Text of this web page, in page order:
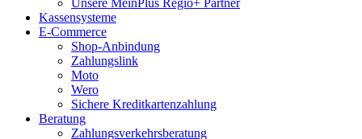
Unsere MeinPlus Regio+ Partner
Kassensysteme
E-Commerce
Shop-Anbindung
Zahlungslink
Moto
Wero
Sichere Kreditkartenzahlung
Beratung
Zahlungsverkehrsberatung